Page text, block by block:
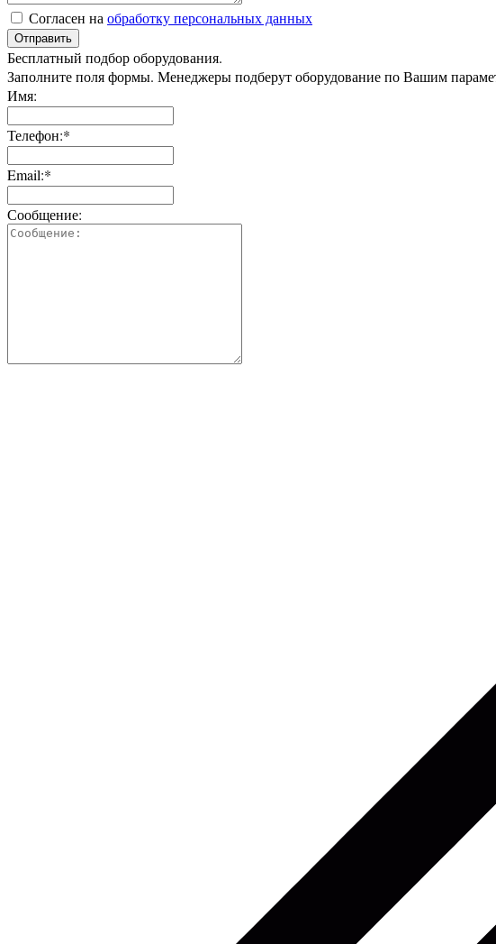
Согласен на обработку персональных данных
Отправить
Бесплатный подбор оборудования.
Заполните поля формы. Менеджеры подберут оборудование по Вашим
Имя:
Телефон:*
Email:*
Сообщение: